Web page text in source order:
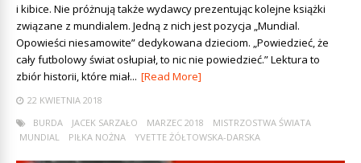
i kibice. Nie próżnują także wydawcy prezentując kolejne książki
związane z mundialem. Jedną z nich jest pozycja „Mundial.
Opowieści niesamowite” dedykowana dzieciom. „Powiedzieć, że
cały futbolowy świat osłupiał, to nic nie powiedzieć.” Lektura to
zbiór historii, które miał... [Read More]
22 KWIETNIA 2018
BURDA
JACEK SARZAŁO MARZEC 2018
MISTRZOSTWA ŚWIATA
MUNDIAL
PIŁKA NOŻNA YVETTE ŻÓŁTOWSKA-DARSKA